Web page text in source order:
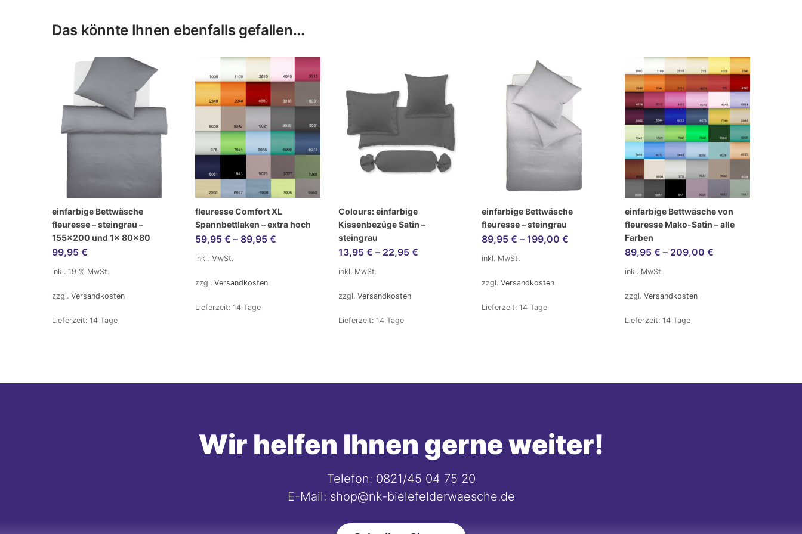
Das könnte Ihnen ebenfalls gefallen...
einfarbige Bettwäsche
fleuresse – steingrau –
155×200 und 1x 80×80
99,95 €
inkl. 19 % MwSt.
zzgl. Versandkosten
Lieferzeit: 14 Tage
fleuresse Comfort XL
Spannbettlaken – extra hoch
59,95 € – 89,95 €
inkl. MwSt.
zzgl. Versandkosten
Lieferzeit: 14 Tage
Colours: einfarbige
Kissenbezüge Satin –
steingrau
13,95 € – 22,95 €
inkl. MwSt.
zzgl. Versandkosten
Lieferzeit: 14 Tage
einfarbige Bettwäsche
fleuresse – steingrau
89,95 € – 199,00 €
inkl. MwSt.
zzgl. Versandkosten
Lieferzeit: 14 Tage
einfarbige Bettwäsche von
fleuresse Mako-Satin – alle
Farben
89,95 € – 209,00 €
inkl. MwSt.
zzgl. Versandkosten
Lieferzeit: 14 Tage
Wir helfen Ihnen gerne weiter!
Telefon: 0821/45 04 75 20
E-Mail: shop@nk-bielefelderwaesche.de